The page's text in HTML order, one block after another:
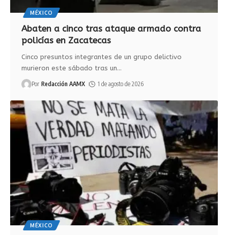
MÉXICO
Abaten a cinco tras ataque armado contra
policías en Zacatecas
Cinco presuntos integrantes de un grupo delictivo
murieron este sábado tras un…
Por Redacción AAMX 1 de agosto de 2026
MÉXICO